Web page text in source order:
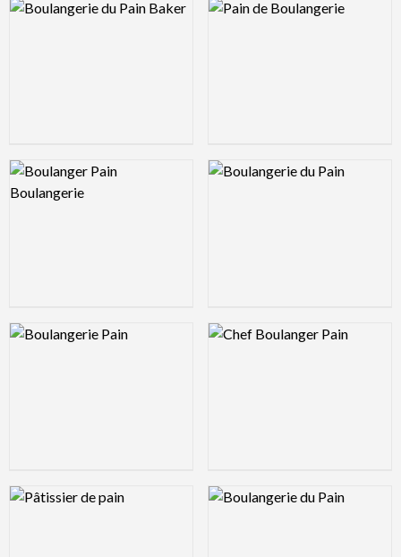
Logo Preview Image Logo Preview Image
Logo Preview Image Logo Preview Image
Logo Preview Image Logo Preview Image
Logo Preview Image Logo Preview Image